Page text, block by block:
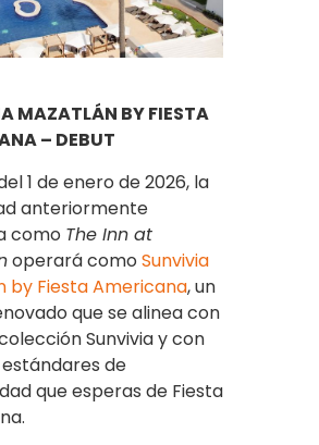
MAZATLÁN BY FIESTA
– DEBUT
1 de enero de 2026, la
anteriormente
como The Inn at
operará como Sunvivia
by Fiesta Americana, un
que se alinea con
Sunvivia y con
de
que esperas de Fiesta